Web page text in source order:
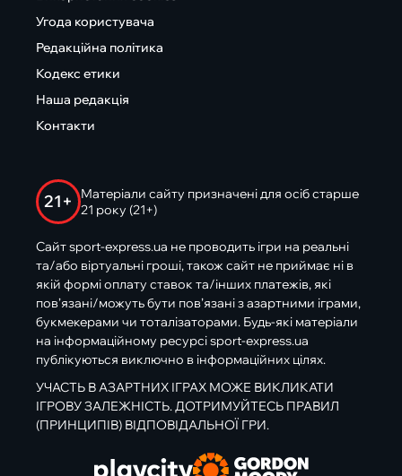
Угода користувача
Редакційна політика
Кодекс етики
Наша редакція
Контакти
21+
Матеріали сайту призначені для осіб старше
21 року (21+)
Сайт sport-express.ua не проводить ігри на реальні
та/або віртуальні гроші, також сайт не приймає ні в
якій формі оплату ставок та/інших платежів, які
пов’язані/можуть бути пов’язані з азартними іграми,
букмекерами чи тоталізаторами. Будь-які матеріали
на інформаційному ресурсі sport-express.ua
публікуються виключно в інформаційних цілях.
УЧАСТЬ В АЗАРТНИХ ІГРАХ МОЖЕ ВИКЛИКАТИ
ІГРОВУ ЗАЛЕЖНІСТЬ. ДОТРИМУЙТЕСЬ ПРАВИЛ
(ПРИНЦИПІВ) ВІДПОВІДАЛЬНОЇ ГРИ.